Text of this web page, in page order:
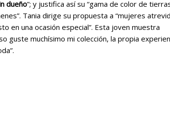
dueño”; y justifica así su “gama de color de
Tania dirige su propuesta a “mujeres
en una ocasión especial”. Esta joven muestra
guste muchísimo mi colección, la propia